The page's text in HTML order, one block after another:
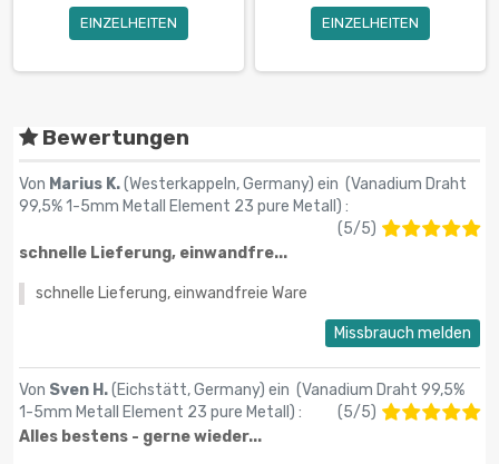
EINZELHEITEN EINZELHEITEN
Bewertungen
Von Marius K.(Westerkappeln, Germany) ein (Vanadium Draht
99,5% 1-5mm Metall Element 23 pure Metall) :
(5/5)
schnelle Lieferung, einwandfre...
schnelle Lieferung, einwandfreie Ware
Missbrauch melden
Von Sven H.(Eichstätt, Germany) ein (Vanadium Draht 99,5%
1-5mm Metall Element 23 pure Metall) : (5/5)
Alles bestens - gerne wieder...